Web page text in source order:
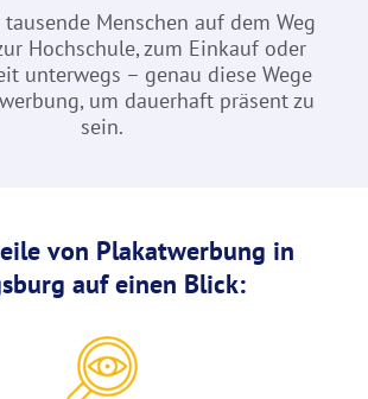
Menschen auf dem Weg
Hochschule, zum Einkauf oder
unterwegs – genau diese Wege
um dauerhaft präsent zu
sein.
von Plakatwerbung in
auf einen Blick: